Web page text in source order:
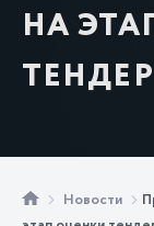
НА
Новости